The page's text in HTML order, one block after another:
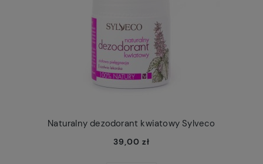
Naturalny dezodorant kwiatowy Sylveco
39,00 zł